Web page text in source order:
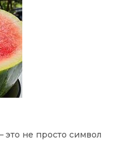
это не просто символ